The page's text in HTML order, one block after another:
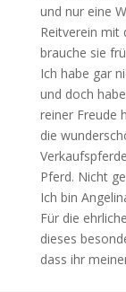
und nur eine
Reitverein mit
brauche sie
Ich habe gar
und doch
reiner Freude
die
Pferd. Nicht
Ich bin
Für die
dieses
dass ihr